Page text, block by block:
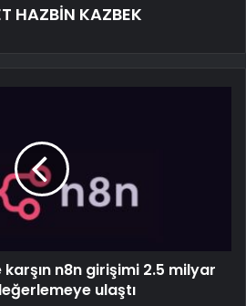
HAZBİN KAZBEK
n8n girişimi 2.5 milyar
ulaştı